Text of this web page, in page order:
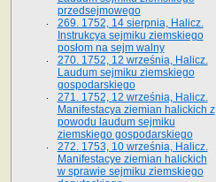
przedsejmowego
269. 1752, 14 sierpnia, Halicz.
Instrukcya sejmiku ziemskiego
posłom na sejm walny
270. 1752, 12 września, Halicz.
Laudum sejmiku ziemskiego
gospodarskiego
271. 1752, 12 września, Halicz.
Manifestacya ziemian halickich z
powodu laudum sejmiku
ziemskiego gospodarskiego
272. 1753, 10 września, Halicz.
Manifestacye ziemian halickich
w sprawie sejmiku ziemskiego